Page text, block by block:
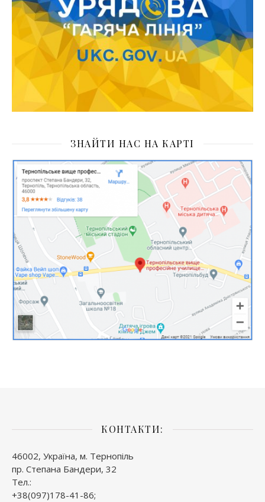
ЗНАЙТИ НАС НА КАРТІ
КОНТАКТИ:
46002, Україна, м. Тернопіль
пр. Степана Бандери, 32
Тел.:
+38(097)178-41-86;